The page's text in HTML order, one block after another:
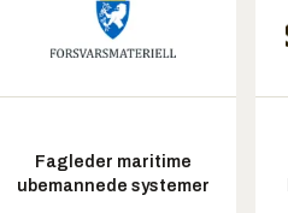
Fagleder maritime
ubemannede systemer